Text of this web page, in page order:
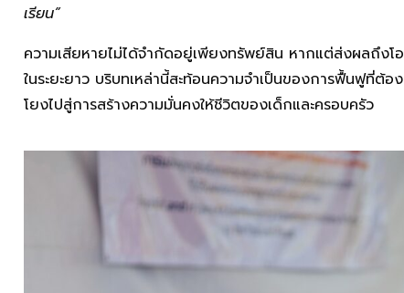
เรียน”
ความเสียหายไม่ได้จำกัดอยู่เพียงทรัพย์สิน หากแต่ส่งผลถึง
ในระยะยาว บริบทเหล่านี้สะท้อนความจำเป็นของการฟื้นฟูที่ต้อง
โยงไปสู่การสร้างความมั่นคงให้ชีวิตของเด็กและครอบครัว